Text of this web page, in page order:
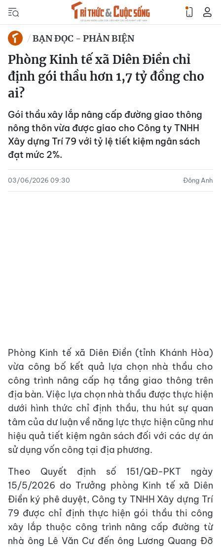
BẠN ĐỌC - PHẢN BIỆN
Phòng Kinh tế xã Diên Điền chỉ
định gói thầu hơn 1,7 tỷ đồng cho
ai?
Gói thầu xây lắp nâng cấp đường giao thông
nông thôn vừa được giao cho Công ty TNHH
Xây dựng Trí 79 với tỷ lệ tiết kiệm ngân sách
đạt mức 2%.
03/06/2026 09:30 Đông Anh
Phòng Kinh tế xã Diên Điền (tỉnh Khánh Hòa)
vừa công bố kết quả lựa chọn nhà thầu cho
công trình nâng cấp hạ tầng giao thông trên
địa bàn. Việc lựa chọn nhà thầu được thực hiện
dưới hình thức chỉ định thầu, thu hút sự quan
tâm của dư luận về năng lực thực hiện cũng như
hiệu quả tiết kiệm ngân sách đối với các dự án
sử dụng vốn công tại địa phương.
Theo Quyết định số 151/QĐ-PKT ngày
15/5/2026 do Trưởng phòng Kinh tế xã Diên
Điền ký phê duyệt, Công ty TNHH Xây dựng Trí
79 được chỉ định thực hiện gói thầu thi công
xây lắp thuộc công trình nâng cấp đường từ
nhà ông Lê Văn Cư đến ông Lương Quang Đỡ